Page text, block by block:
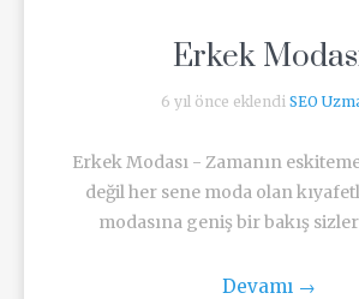
Erkek
6 yıl önce eklendi SEO
Erkek Modası - Zamanın
değil her sene moda olan
modasına geniş bir bakış
Devamı →